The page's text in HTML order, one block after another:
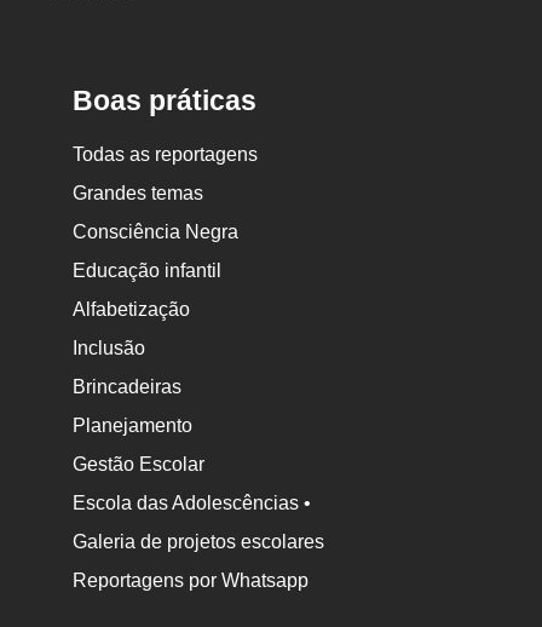
Boas práticas
Todas as reportagens
Grandes temas
Consciência Negra
Educação infantil
Alfabetização
Inclusão
Brincadeiras
Planejamento
Gestão Escolar
Escola das Adolescências •
Galeria de projetos escolares
Reportagens por Whatsapp